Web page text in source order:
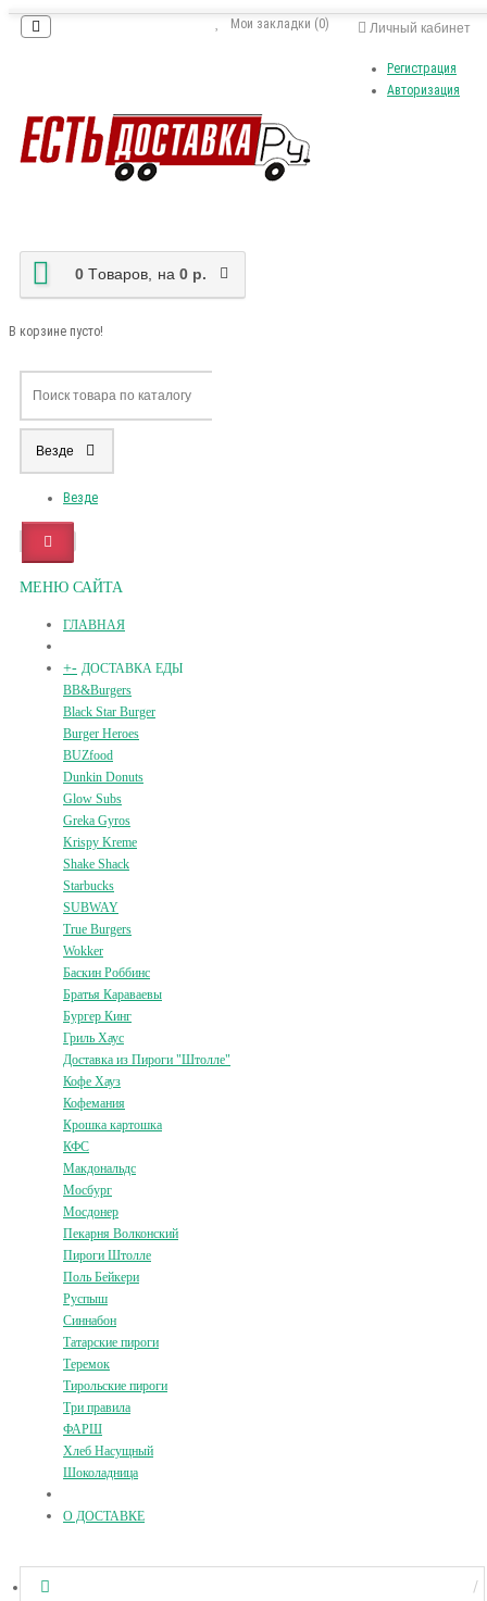
Личный кабинет
Регистрация
Авторизация
Мои закладки (0)
0 Tоваров, на 0 р.
В корзине пусто!
Везде
Везде
МЕНЮ САЙТА
ГЛАВНАЯ
+- ДОСТАВКА ЕДЫ
BB&Burgers
Black Star Burger
Burger Heroes
BUZfood
Dunkin Donuts
Glow Subs
Greka Gyros
Krispy Kreme
Shake Shack
Starbucks
SUBWAY
True Burgers
Wokker
Баскин Роббинс
Братья Караваевы
Бургер Кинг
Гриль Хаус
Доставка из Пироги "Штолле"
Кофе Хауз
Кофемания
Крошка картошка
КФС
Макдональдс
Мосбург
Мосдонер
Пекарня Волконский
Пироги Штолле
Поль Бейкери
Руспыш
Синнабон
Татарские пироги
Теремок
Тирольские пироги
Три правила
ФАРШ
Хлеб Насущный
Шоколадница
О ДОСТАВКЕ